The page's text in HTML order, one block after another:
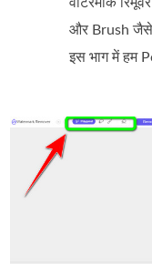
और Brush
इस भाग में हम